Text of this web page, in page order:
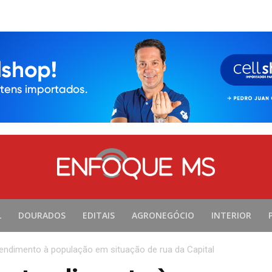
DOURADOS EDITAIS AGRONEGÓCIO INTERIOR
à população em situação de rua da Capital